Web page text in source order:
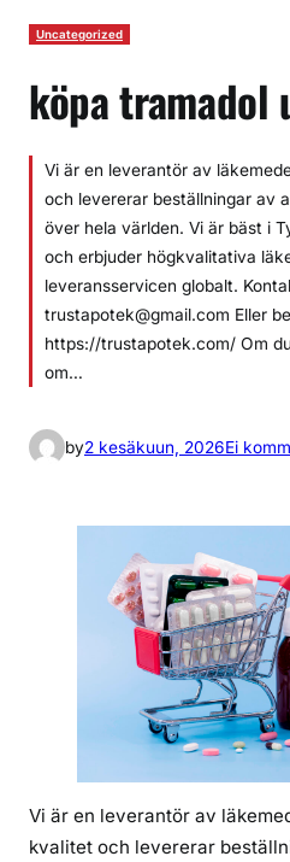
Uncategorized
köpa tramadol
Vi är en leverantör av
och levererar beställningar av
över hela världen. Vi är bäst i
och erbjuder högkvalitativa
leveransservicen globalt.
trustapotek@gmail.com Eller
https://trustapotek.com/ Om
om…
by2 kesäkuun, 2026Ei
Vi är en leverantör av
kvalitet och levererar